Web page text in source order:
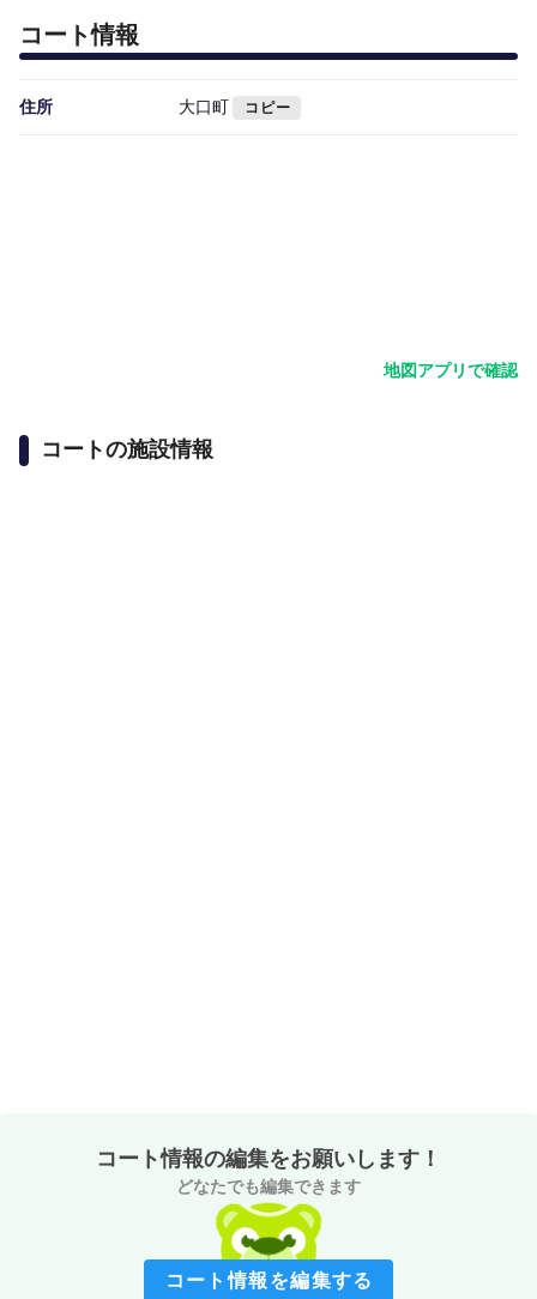
コート情報
住所 大口町 コピー
地図アプリで確認
コートの施設情報
コート情報の編集をお願いします！
どなたでも編集できます
コート情報を編集する